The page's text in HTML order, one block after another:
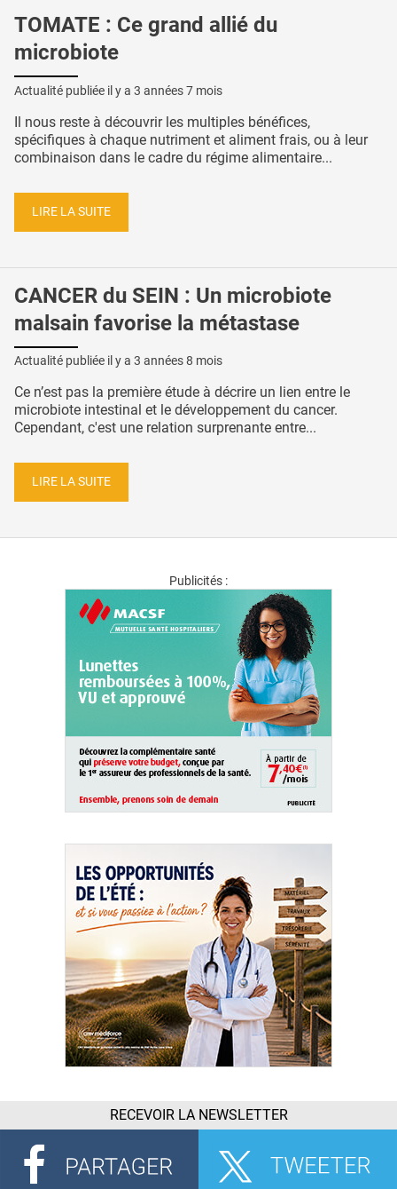
TOMATE : Ce grand allié du
microbiote
Actualité publiée il y a 3 années 7 mois
Il nous reste à découvrir les multiples bénéfices,
spécifiques à chaque nutriment et aliment frais, ou à leur
combinaison dans le cadre du régime alimentaire...
LIRE LA SUITE
CANCER du SEIN : Un microbiote
malsain favorise la métastase
Actualité publiée il y a 3 années 8 mois
Ce n’est pas la première étude à décrire un lien entre le
microbiote intestinal et le développement du cancer.
Cependant, c'est une relation surprenante entre...
LIRE LA SUITE
Publicités :
RECEVOIR LA NEWSLETTER